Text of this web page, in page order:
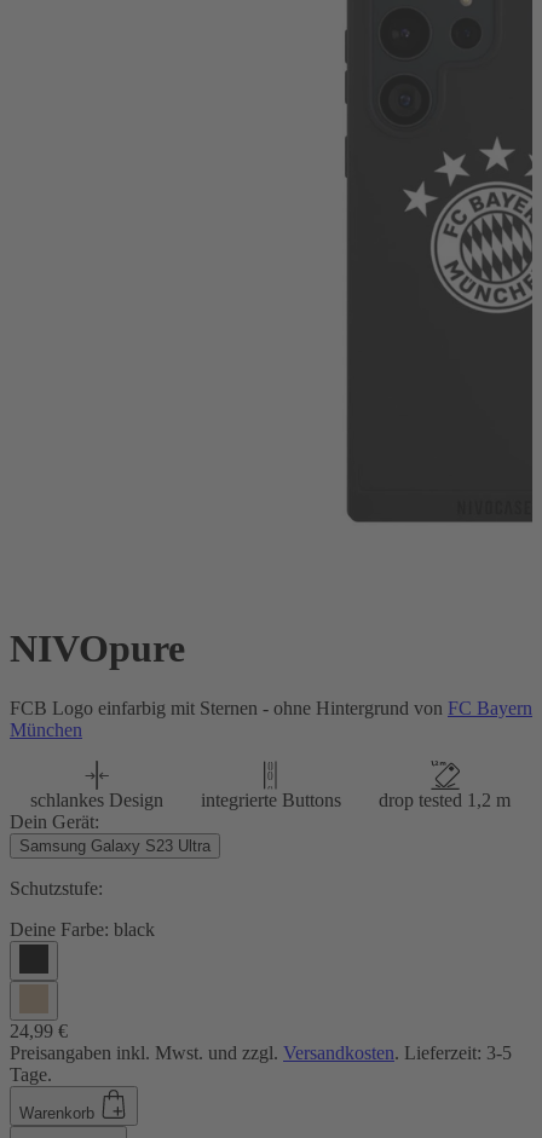
NIVOpure
FCB Logo einfarbig mit Sternen - ohne Hintergrund von FC Bayern
München
schlankes Design integrierte Buttons
drop tested 1,2 m
Dein Gerät:
Samsung Galaxy S23 Ultra
Schutzstufe:
Deine Farbe: black
24,99 €
Preisangaben inkl. Mwst. und zzgl. Versandkosten. Lieferzeit: 3-5
Tage.
Warenkorb